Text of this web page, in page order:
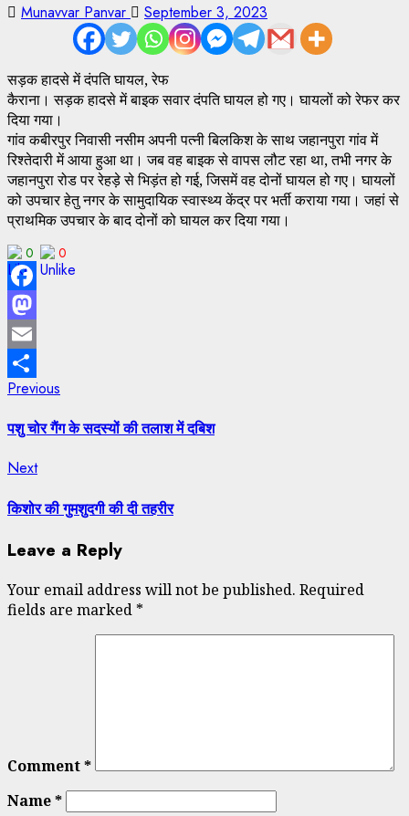
Munavvar Panvar September 3, 2023
सड़क हादसे में दंपति घायल, रेफ
कैराना। सड़क हादसे में बाइक सवार दंपति घायल हो गए। घायलों को रेफर कर
दिया गया।
गांव कबीरपुर निवासी नसीम अपनी पत्नी बिलकिश के साथ जहानपुरा गांव में
रिश्तेदारी में आया हुआ था। जब वह बाइक से वापस लौट रहा था, तभी नगर के
जहानपुरा रोड पर रेहड़े से भिड़ंत हो गई, जिसमें वह दोनों घायल हो गए। घायलों
को उपचार हेतु नगर के सामुदायिक स्वास्थ्य केंद्र पर भर्ती कराया गया। जहां से
प्राथमिक उपचार के बाद दोनों को घायल कर दिया गया।
0 0
Facebook
Mastodon
Email
Share
Post
navigation
Previous
पशु चोर गैंग के सदस्यों की तलाश में दबिश
NextNext
किशोर की गुमशुदगी की दी तहरीर
Leave a Reply
Your email address will not be published. Required
fields are marked *
Comment*
Name*